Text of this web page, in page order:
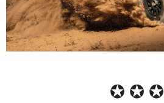
✪ ✪ ✪